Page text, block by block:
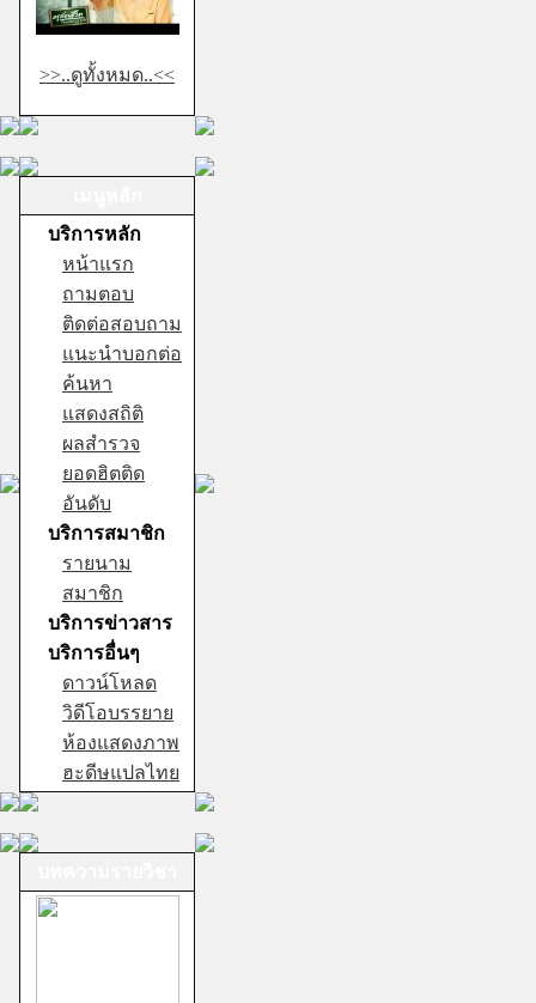
>>..ดูทั้งหมด..<<
บริการหลัก
หน้าแรก
ถามตอบ
ติดต่อสอบถาม
แนะนำบอกต่อ
ค้นหา
แสดงสถิติ
ผลสำรวจ
ยอดฮิตติด
อันดับ
บริการสมาชิก
รายนาม
สมาชิก
บริการข่าวสาร
บริการอื่นๆ
ดาวน์โหลด
วิดีโอบรรยาย
ห้องแสดงภาพ
ฮะดีษแปลไทย